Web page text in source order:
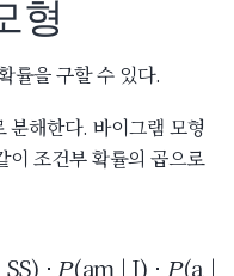
형
률을 구할 수 있다.
해한다. 바이그램 모형
이 조건부 확률의 곱으로
) boy a ⋅ boy